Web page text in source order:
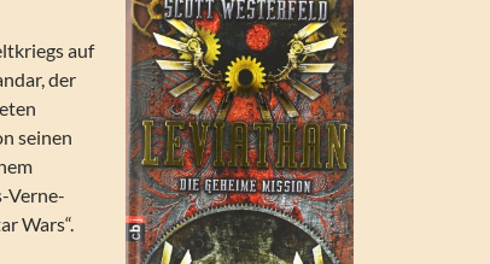
auf
der
seinen
Verne-
Wars“.